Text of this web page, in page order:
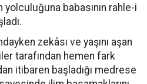
babasının rahle-i
zekâsı ve yaşını aşan
tarafından hemen fark
itibaren başladığı medrese